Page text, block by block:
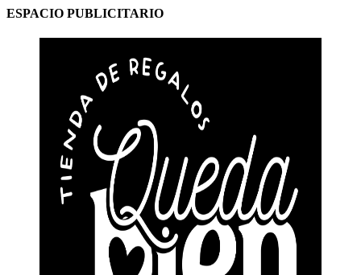
ESPACIO PUBLICITARIO